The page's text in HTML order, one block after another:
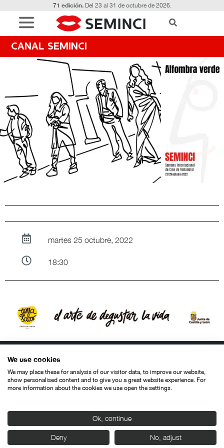
71 edición.Del 23 al 31 de octubre de 2026.
CANAL SEMINCI
martes 25 octubre, 2022
18:30
© SEMINCI – Semana Internacional de Cine de Valladolid International
Todos los derechos reservados
We use cookies
We may place these for analysis of our visitor data, to improve our website,
show personalised content and to give you a great website experience. For
more information about the cookies we use open the settings.
Ok, continue
Deny No, adjust